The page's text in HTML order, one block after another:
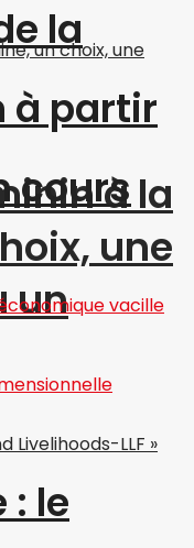
à la
une
un
la
à partir
cours
: le